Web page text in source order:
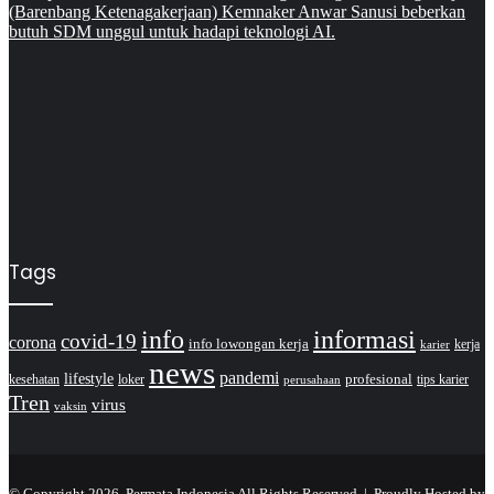
Tags
corona covid-19 info info lowongan kerja informasi karier kerja
kesehatan lifestyle loker news pandemi perusahaan profesional tips karier
Tren vaksin virus